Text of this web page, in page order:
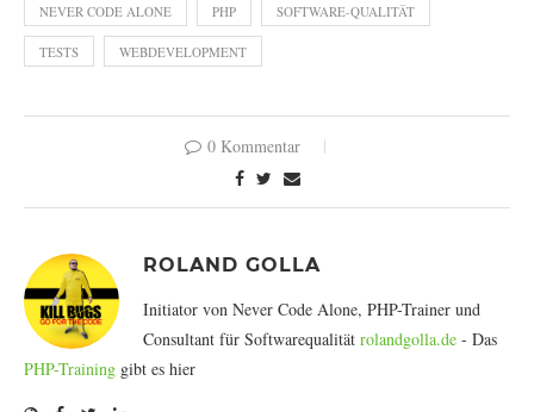
NEVER CODE ALONE PHP SOFTWARE-QUALITÄT
TESTS WEBDEVELOPMENT
0 Kommentar
ROLAND GOLLA
Initiator von Never Code Alone, PHP-Trainer und
Consultant für Softwarequalität rolandgolla.de - Das
PHP-Training gibt es hier